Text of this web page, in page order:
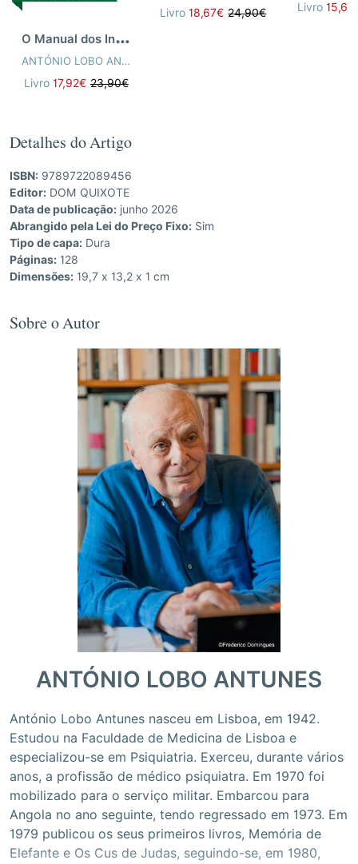
O
Manual dos Inquisidores [n.e.]
ANTÓNIO LOBO ANTUNES
Livro 17,92€ 23,90€
Livro18,67€ 24,90€ Livro
Detalhes do Artigo
ISBN: 9789722089456
Editor: DOM QUIXOTE
Data de publicação: junho 2026
Abrangido pela Lei do Preço Fixo: Sim
Tipo de capa: Dura
Páginas: 128
Dimensões: 19,7 x 13,2 x 1 cm
Sobre o Autor
ANTÓNIO LOBO ANTUNES
António Lobo Antunes nasceu em Lisboa, em 1942.
Estudou na Faculdade de Medicina de Lisboa e
especializou-se em Psiquiatria. Exerceu, durante vários
anos, a profissão de médico psiquiatra. Em 1970 foi
mobilizado para o serviço militar. Embarcou para
Angola no ano seguinte, tendo regressado em 1973. Em
1979 publicou os seus primeiros livros, Memória de
Elefante e Os Cus de Judas, seguindo-se, em 1980,